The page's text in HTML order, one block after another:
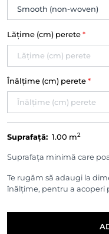
Lățime (cm) perete *
Înălțime (cm) perete *
Suprafață: 1.00 m2
Suprafața minimă care
Te rugăm să adaugi la
înălțime, pentru a acoperi